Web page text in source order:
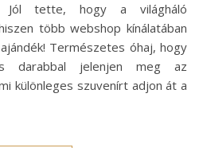
Jól tette, hogy a világháló
több webshop kínálatában
Természetes óhaj, hogy
darabbal jelenjen meg az
különleges szuvenírt adjon át a